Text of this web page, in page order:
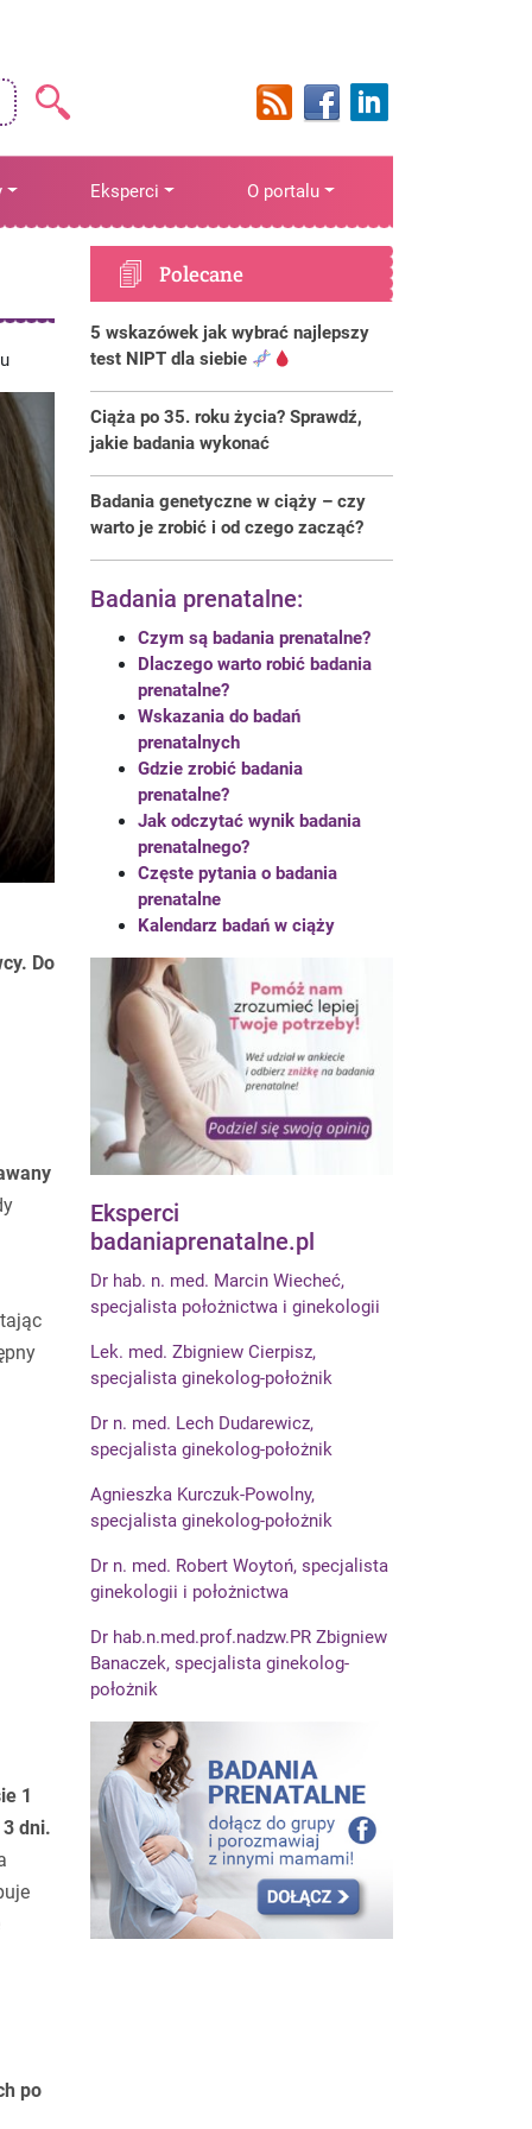
Eksperci O portalu
Do
1
dni.
po
Polecane
5 wskazówek jak wybrać najlepszy
test NIPT dla siebie
Ciąża po 35. roku życia? Sprawdź,
jakie badania wykonać
Badania genetyczne w ciąży – czy
warto je zrobić i od czego zacząć?
Badania prenatalne:
Czym są badania prenatalne?
Dlaczego warto robić badania
prenatalne?
Wskazania do badań
prenatalnych
Gdzie zrobić badania
prenatalne?
Jak odczytać wynik badania
prenatalnego?
Częste pytania o badania
prenatalne
Kalendarz badań w ciąży
Eksperci
badaniaprenatalne.pl
Dr hab. n. med. Marcin Wiecheć,
specjalista położnictwa i ginekologii
Lek. med. Zbigniew Cierpisz,
specjalista ginekolog-położnik
Dr n. med. Lech Dudarewicz,
specjalista ginekolog-położnik
Agnieszka Kurczuk-Powolny,
specjalista ginekolog-położnik
Dr n. med. Robert Woytoń, specjalista
ginekologii i położnictwa
Dr hab.n.med.prof.nadzw.PR Zbigniew
Banaczek, specjalista ginekolog-
położnik